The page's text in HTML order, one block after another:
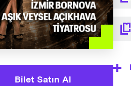
Bilet Satın Al